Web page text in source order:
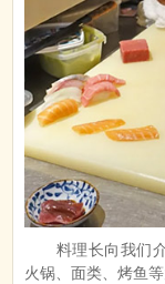
料理长向我们
火锅、面类、烤鱼